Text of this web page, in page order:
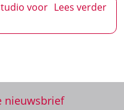
voor
nieuwsbrief